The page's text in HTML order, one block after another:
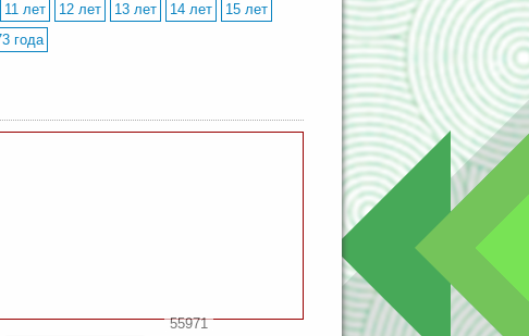
11 лет 12 лет 13 лет 14 лет
15 лет
года
55971